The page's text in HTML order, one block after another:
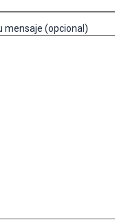
mensaje (opcional)